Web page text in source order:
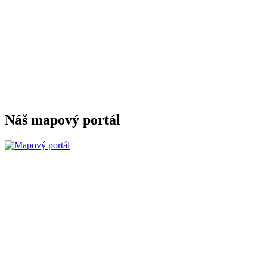
Náš mapový portál